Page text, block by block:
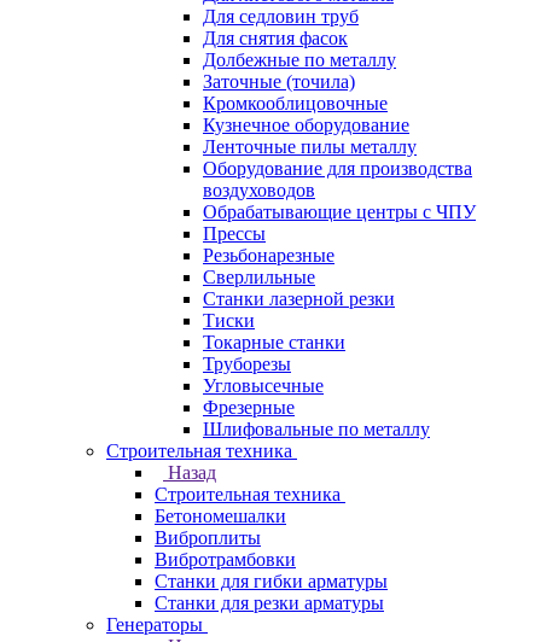
Для седловин труб
Для снятия фасок
Долбежные по металлу
Заточные (точила)
Кромкооблицовочные
Кузнечное оборудование
Ленточные пилы металлу
Оборудование для производства
воздуховодов
Обрабатывающие центры с ЧПУ
Прессы
Резьбонарезные
Сверлильные
Станки лазерной резки
Тиски
Токарные станки
Труборезы
Угловысечные
Фрезерные
Шлифовальные по металлу
Строительная техника
Назад
Строительная техника
Бетономешалки
Виброплиты
Вибротрамбовки
Станки для гибки арматуры
Станки для резки арматуры
Генераторы